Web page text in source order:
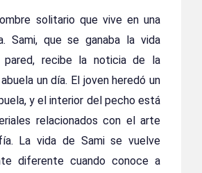
solitario que vive en una
Sami, que se ganaba la vida
pared, recibe la noticia de la
un día. El joven heredó un
y el interior del pecho está
relacionados con el arte
La vida de Sami se vuelve
diferente cuando conoce a